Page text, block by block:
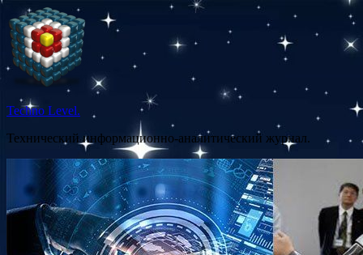
Перейти
к
содержимому
Techno Level.
Технический информационно-аналитический журнал.